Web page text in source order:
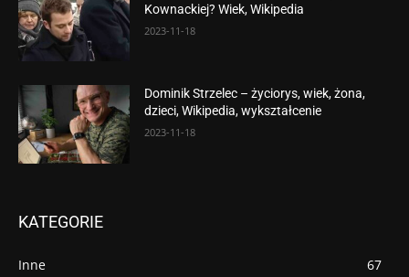
Kownackiej? Wiek, Wikipedia
2023-11-18
Dominik Strzelec – życiorys, wiek, żona,
dzieci, Wikipedia, wykształcenie
2023-11-18
KATEGORIE
Inne
67